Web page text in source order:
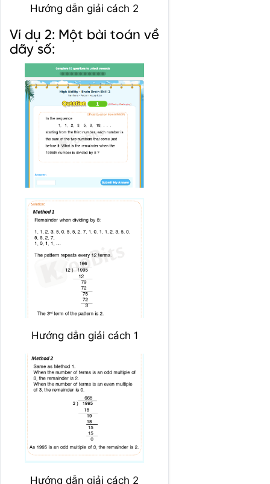
Hướng dẫn giải cách 2
Ví dụ 2: Một bài toán về
dãy số:
Hướng dẫn giải cách 1
Hướng dẫn giải cách 2